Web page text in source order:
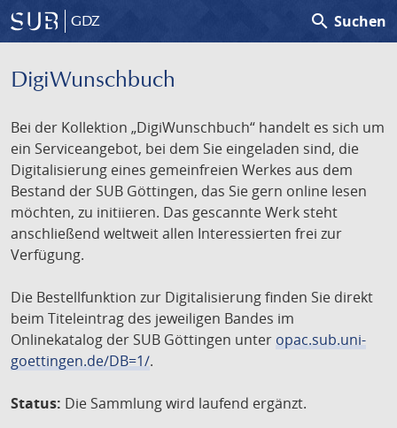
GDZ search Suchen
DigiWunschbuch
Bei der Kollektion „DigiWunschbuch“ handelt es sich um
ein Serviceangebot, bei dem Sie eingeladen sind, die
Digitalisierung eines gemeinfreien Werkes aus dem
Bestand der SUB Göttingen, das Sie gern online lesen
möchten, zu initiieren. Das gescannte Werk steht
anschließend weltweit allen Interessierten frei zur
Verfügung.
Die Bestellfunktion zur Digitalisierung finden Sie direkt
beim Titeleintrag des jeweiligen Bandes im
Onlinekatalog der SUB Göttingen unter opac.sub.uni-
goettingen.de/DB=1/.
Status: Die Sammlung wird laufend ergänzt.